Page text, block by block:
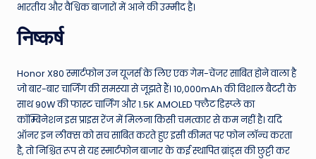
भारतीय और वैश्विक बाजारों में आने की उम्मीद है।
निष्कर्ष
Honor X80 स्मार्टफोन उन यूजर्स के लिए एक गेम-चेंजर साबित होने वाला है
जो बार-बार चार्जिंग की समस्या से जूझते हैं। 10,000mAh की विशाल बैटरी के
साथ 90W की फास्ट चार्जिंग और 1.5K AMOLED फ्लैट डिस्प्ले का
कॉम्बिनेशन इस प्राइस रेंज में मिलना किसी चमत्कार से कम नहीं है। यदि
ऑनर इन लीक्स को सच साबित करते हुए इसी कीमत पर फोन लॉन्च करता
है, तो निश्चित रूप से यह स्मार्टफोन बाजार के कई स्थापित ब्रांड्स की छुट्टी कर